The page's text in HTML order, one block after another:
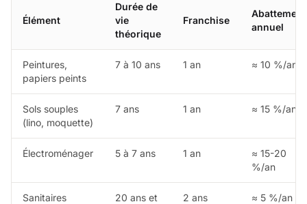
Élément
Durée de
vie
théorique
Franchise
Abattement
annuel
Peintures,
papiers peints
7 à 10 ans 1 an ≈ 10 %/an
Sols souples
(lino, moquette)
7 ans 1 an ≈ 15 %/an
Électroménager 5 à 7 ans 1 an
≈ 15-20
%/an
Sanitaires
20 ans et
2 ans ≈ 5 %/an